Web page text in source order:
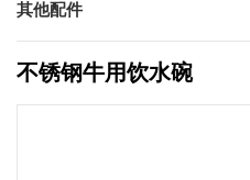
其他配件
不锈钢牛用饮水碗